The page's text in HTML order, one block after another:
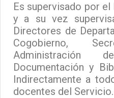
Es supervisado por el
y a su vez
Directores de
Cogobierno,
Administración
Documentación y
Indirectamente a
docentes del Servicio.